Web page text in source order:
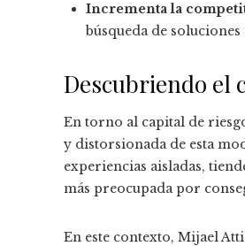
Incrementa la
búsqueda de soluciones
Descubriendo el
En torno al capital de
y distorsionada de esta
experiencias aisladas,
más preocupada por
En este contexto, Mijael